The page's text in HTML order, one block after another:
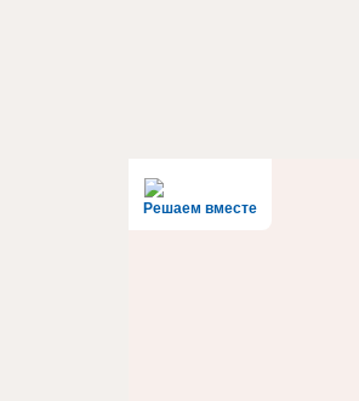
Решаем вместе